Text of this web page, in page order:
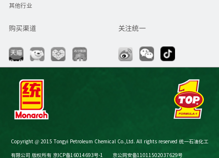
其他行业
购买渠道 关注统一
Copyright @ 2015 Tongyi Petroleum Chemical Co.,Ltd. All rights reserved 统一石油化工
有限公司 版权所有 京ICP备16014693号-1 京公网安备11011502037629号